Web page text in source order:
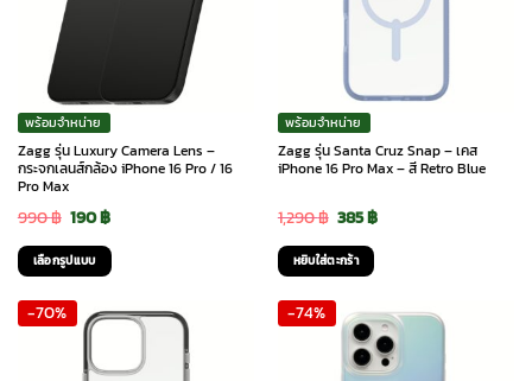
chosen
on
the
page
พร้อมจำหน่าย
Zagg รุ่น Luxury Camera Lens –
กระจกเลนส์กล้อง iPhone 16 Pro / 16
Pro Max
990฿ Original
price
was:
990 ฿.
190฿Current
price
190 ฿.
เลือกรูปแบบ
product
พร้อมจำหน่าย
Zagg รุ่น Santa Cruz Snap – เคส
iPhone 16 Pro Max – สี Retro Blue
1,290฿ Original
price
was:
1,290 ฿.
385฿Current
385 ฿.
หยิบใส่ตะกร้า
-70% -74%